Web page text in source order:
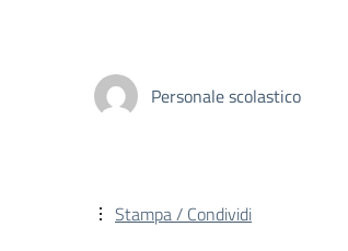
Personale scolastico
Stampa / Condividi